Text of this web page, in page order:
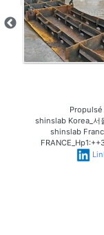
Propulsé
shinslab Korea_서
shinslab